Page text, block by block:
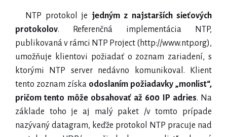
NTP protokol je jedným z najstarších sieťových
protokolov. Referenčná implementácia NTP,
publikovaná v rámci NTP Project (http://www.ntp.org),
umožňuje klientovi požiadať o zoznam zariadení, s
ktorými NTP server nedávno komunikoval. Klient
tento zoznam získa odoslaním požiadavky „monlist“,
pričom tento môže obsahovať až 600 IP adries. Na
základe toho je aj malý paket /v tomto prípade
nazývaný datagram, keďže protokol NTP pracuje nad